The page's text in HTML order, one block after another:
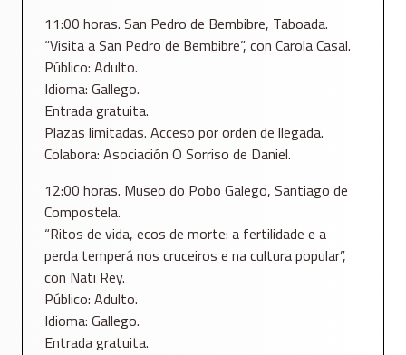
11:00 horas. San Pedro de Bembibre, Taboada.
“Visita a San Pedro de Bembibre”, con Carola Casal.
Público: Adulto.
Idioma: Gallego.
Entrada gratuita.
Plazas limitadas. Acceso por orden de llegada.
Colabora: Asociación O Sorriso de Daniel.
12:00 horas. Museo do Pobo Galego, Santiago de
Compostela.
“Ritos de vida, ecos de morte: a fertilidade e a
perda temperá nos cruceiros e na cultura popular”,
con Nati Rey.
Público: Adulto.
Idioma: Gallego.
Entrada gratuita.